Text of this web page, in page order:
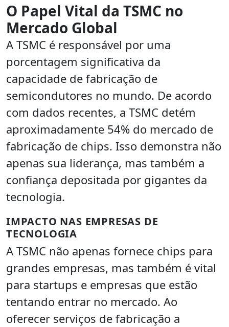
O Papel Vital da TSMC no
Mercado Global
A TSMC é responsável por uma
porcentagem significativa da
capacidade de fabricação de
semicondutores no mundo. De acordo
com dados recentes, a TSMC detém
aproximadamente 54% do mercado de
fabricação de chips. Isso demonstra não
apenas sua liderança, mas também a
confiança depositada por gigantes da
tecnologia.
IMPACTO NAS EMPRESAS DE
TECNOLOGIA
A TSMC não apenas fornece chips para
grandes empresas, mas também é vital
para startups e empresas que estão
tentando entrar no mercado. Ao
oferecer serviços de fabricação a